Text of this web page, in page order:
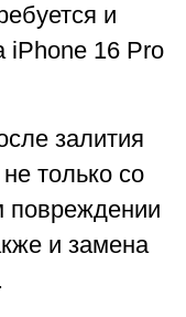
и
iPhone 16 Pro
залития
только со
повреждении
и замена